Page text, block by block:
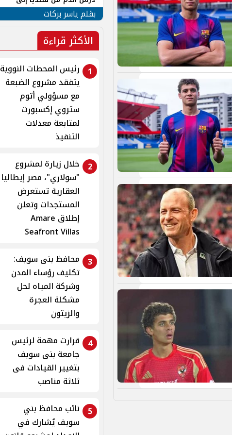
جنوب لبنان
بقلم ياسر بركات
الأكثر قراءة
1
رئيس المحطات النووية
يتفقد مشروع الضبعة
مع مسؤولي أتوم
ستروي إكسبورت
لمتابعة معدلات
التنفيذ
2
خلال زيارة لمشروع
"سولاري"، مصر إيطاليا
العقارية تستعرض
المستجدات وتعلن
إطلاق Amare
Seafront Villas
3 محافظ بنى سويف:
تكليف رؤساء المدن
وشركة المياه لحل
مشكلة العجرة
والزيتون
4
قرارت مهمة لرئيس
جامعة بنى سويف
بتغيير القيادات فى
ثلاثة مناصب
5
نائب محافظ بني
سويف يُشارك في